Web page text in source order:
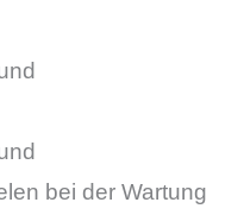
bei der Wartung